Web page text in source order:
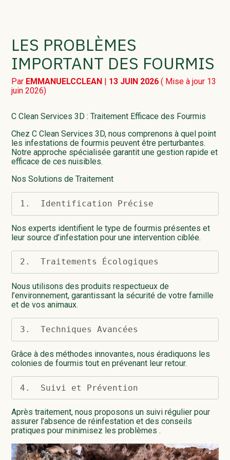
MORBIHAN
DÉRATISATION
DESINSECTISATION
NETTOYAGE SANITAIRE
DÉPIGEONNAGE
CONTRAT SANITAIRE
LES PROBLÈMES
IMPORTANT DES FOURMIS
Par EMMANUELCCLEAN | 13 JUIN 2026 ( Mise à jour 13
juin 2026)
C Clean Services 3D : Traitement Efficace des Fourmis
Chez C Clean Services 3D, nous comprenons à quel point
les infestations de fourmis peuvent être perturbantes.
Notre approche spécialisée garantit une gestion rapide et
efficace de ces nuisibles.
Nos Solutions de Traitement
1.  Identification Précise
Nos experts identifient le type de fourmis présentes et
leur source d’infestation pour une intervention ciblée.
2.  Traitements Écologiques
Nous utilisons des produits respectueux de
l’environnement, garantissant la sécurité de votre famille
et de vos animaux.
3.  Techniques Avancées
Grâce à des méthodes innovantes, nous éradiquons les
colonies de fourmis tout en prévenant leur retour.
4.  Suivi et Prévention
Après traitement, nous proposons un suivi régulier pour
assurer l’absence de réinfestation et des conseils
pratiques pour minimisez les problèmes .